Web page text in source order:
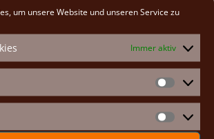
um unsere Website und unseren Service zu
Immer aktiv
Marketing